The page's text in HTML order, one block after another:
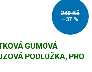
240 Kč
–37 %
GUMOVÁ
PODLOŽKA, PRO